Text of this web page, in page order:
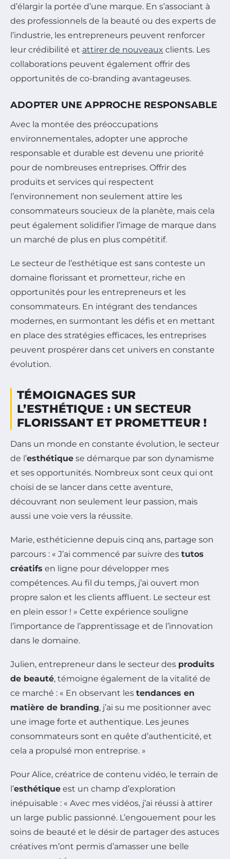
d’élargir la portée d’une marque. En s’associant à
des professionnels de la beauté ou des experts de
l’industrie, les entrepreneurs peuvent renforcer
leur crédibilité et attirer de nouveaux clients. Les
collaborations peuvent également offrir des
opportunités de co-branding avantageuses.
ADOPTER UNE APPROCHE RESPONSABLE
Avec la montée des préoccupations
environnementales, adopter une approche
responsable et durable est devenu une priorité
pour de nombreuses entreprises. Offrir des
produits et services qui respectent
l’environnement non seulement attire les
consommateurs soucieux de la planète, mais cela
peut également solidifier l’image de marque dans
un marché de plus en plus compétitif.
Le secteur de l’esthétique est sans conteste un
domaine florissant et prometteur, riche en
opportunités pour les entrepreneurs et les
consommateurs. En intégrant des tendances
modernes, en surmontant les défis et en mettant
en place des stratégies efficaces, les entreprises
peuvent prospérer dans cet univers en constante
évolution.
TÉMOIGNAGES SUR
L’ESTHÉTIQUE : UN SECTEUR
FLORISSANT ET PROMETTEUR !
Dans un monde en constante évolution, le secteur
de l’esthétique se démarque par son dynamisme
et ses opportunités. Nombreux sont ceux qui ont
choisi de se lancer dans cette aventure,
découvrant non seulement leur passion, mais
aussi une voie vers la réussite.
Marie, esthéticienne depuis cinq ans, partage son
parcours : « J’ai commencé par suivre des tutos
créatifs en ligne pour développer mes
compétences. Au fil du temps, j’ai ouvert mon
propre salon et les clients affluent. Le secteur est
en plein essor ! » Cette expérience souligne
l’importance de l’apprentissage et de l’innovation
dans le domaine.
Julien, entrepreneur dans le secteur des produits
de beauté, témoigne également de la vitalité de
ce marché : « En observant les tendances en
matière de branding, j’ai su me positionner avec
une image forte et authentique. Les jeunes
consommateurs sont en quête d’authenticité, et
cela a propulsé mon entreprise. »
Pour Alice, créatrice de contenu vidéo, le terrain de
l’esthétique est un champ d’exploration
inépuisable : « Avec mes vidéos, j’ai réussi à attirer
un large public passionné. L’engouement pour les
soins de beauté et le désir de partager des astuces
créatives m’ont permis d’amasser une belle